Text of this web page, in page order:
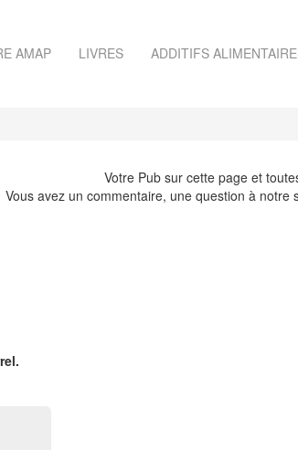
AMAP LIVRES ADDITIFS
Votre Pub sur cette page et
Vous avez un commentaire, une question à notre